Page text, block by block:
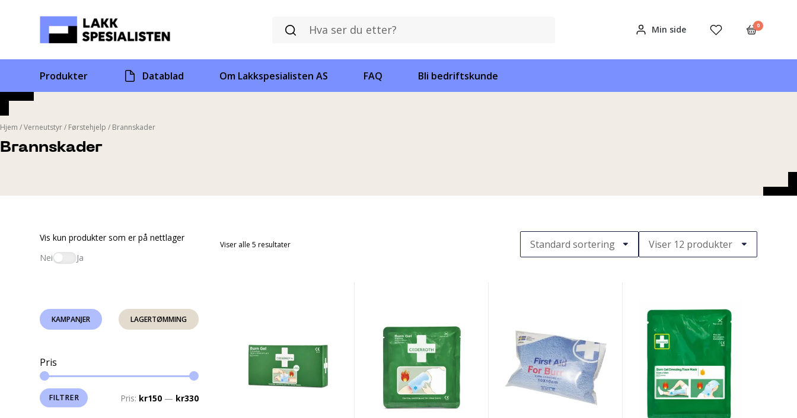
Min side 0
Produkter Datablad Om Lakkspesialisten AS FAQ Bli bedriftskunde
Brannskader
Hjem /Verneutstyr/ Førstehjelp / Brannskader
KAMPANJER LAGERTØMMING
Pris
Min.
Makspris
FILTRER Pris: kr150 — kr330
Viser alle 5 resultater
Vis kun produkter som er på nettlager
Nei
Ja
Gel
Dressing
20x20
94374
Cederroth
Burn
Dressing
Face
Mask
30x40